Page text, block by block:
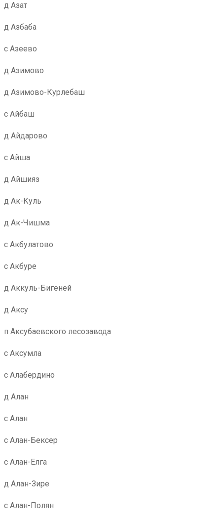
д Азат
д Азбаба
с Азеево
д Азимово
д Азимово-Курлебаш
с Айбаш
д Айдарово
с Айша
д Айшияз
д Ак-Куль
д Ак-Чишма
с Акбулатово
с Акбуре
д Аккуль-Бигеней
д Аксу
п Аксубаевского лесозавода
с Аксумла
с Алабердино
д Алан
с Алан
с Алан-Бексер
с Алан-Елга
д Алан-Зире
с Алан-Полян